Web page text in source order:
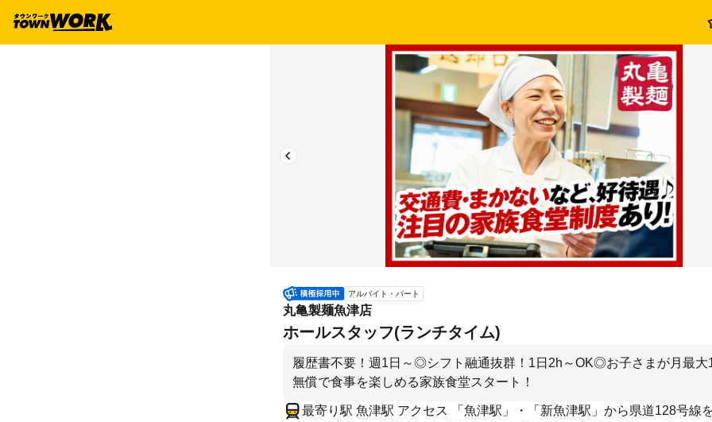
アルバイト・パート
丸亀製麺魚津店
ホールスタッフ(ランチタイム)
履歴書不要！週1日～◎シフト融通抜群！1日2h～OK◎お子さまが月最大
無償で食事を楽しめる家族食堂スタート！
最寄り駅 魚津駅 アクセス 「魚津駅」・「新魚津駅」から県道128号線